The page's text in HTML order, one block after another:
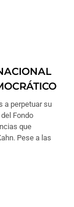
a perpetuar su
del Fondo
que
Pese a las